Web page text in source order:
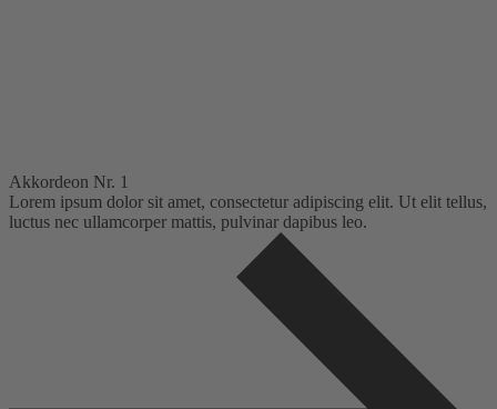
Akkordeon Nr. 1
Lorem ipsum dolor sit amet, consectetur adipiscing elit. Ut elit tellus,
luctus nec ullamcorper mattis, pulvinar dapibus leo.